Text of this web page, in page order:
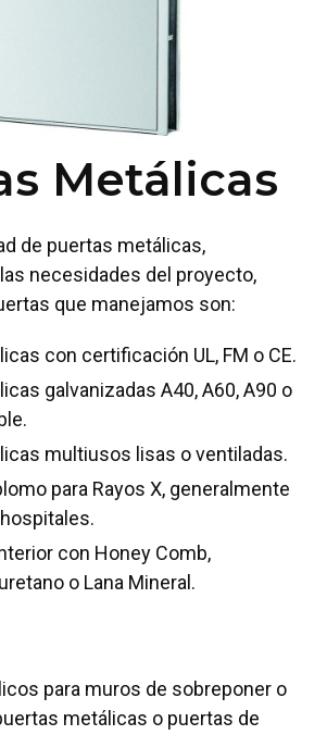
Metálicas
de puertas metálicas,
necesidades del proyecto,
que manejamos son:
con certificación UL, FM o CE.
galvanizadas A40, A60, A90 o
multiusos lisas o ventiladas.
para Rayos X, generalmente
con Honey Comb,
o Lana Mineral.
para muros de sobreponer o
metálicas o puertas de